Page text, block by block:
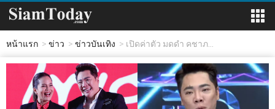
หน้าแรก ข่าว ข่าวบันเทิง เปิดค่าตัว มดดำ คชาภ...